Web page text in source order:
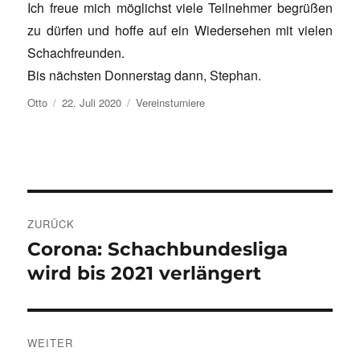
Ich freue mich möglichst viele Teilnehmer begrüßen
zu dürfen und hoffe auf ein Wiedersehen mit vielen
Schachfreunden.
Bis nächsten Donnerstag dann, Stephan.
Autor
Otto Veröffentlicht
am
22. Juli 2020 Kategorien
Vereinsturniere
ZURÜCK
Vorheriger
Beitrag:
Corona: Schachbundesliga
wird bis 2021 verlängert
WEITER